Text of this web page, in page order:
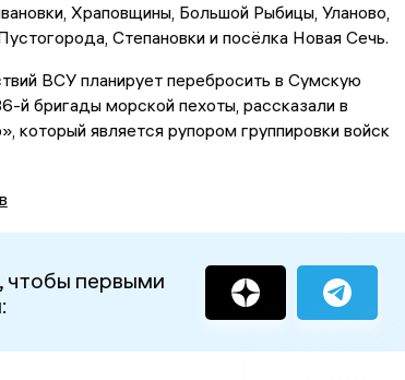
Храповщины, Большой Рыбицы, Уланово,
Степановки и посёлка Новая Сечь.
ВСУ планирует перебросить в Сумскую
й бригады морской пехоты, рассказали в
который является рупором группировки войск
чтобы первыми